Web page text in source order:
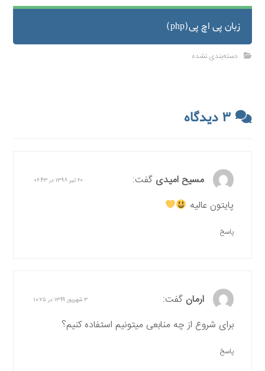
زبان پی اچ پی(php)
دسته‌بندی نشده
۳ دیدگاه
مسیح امیدی گفت: ۲۰ تیر ۱۳۹۸ در ۰۶:۴۳
پایتون عالیه
پاسخ
ارمان گفت: ۳ شهریور ۱۳۹۹ در ۱۰:۲۵
برای شروع از چه منابعی میتونیم استفاده کنیم؟
پاسخ